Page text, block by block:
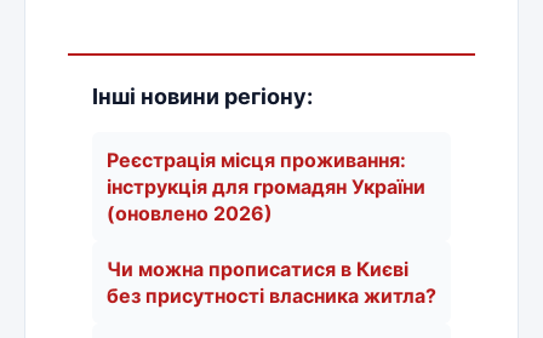
Інші новини регіону:
Реєстрація місця проживання:
інструкція для громадян України
(оновлено 2026)
Чи можна прописатися в Києві
без присутності власника житла?